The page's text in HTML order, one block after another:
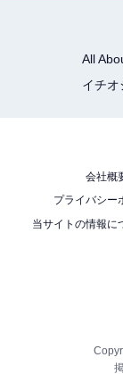
All
イチオ
会社概
プライバシー
当サイトの情報に